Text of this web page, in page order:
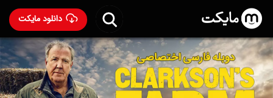
دانلود مایکت
سریال مزرعه کلارکسون با دوبله فارسی - Clarkson's Farm
2021